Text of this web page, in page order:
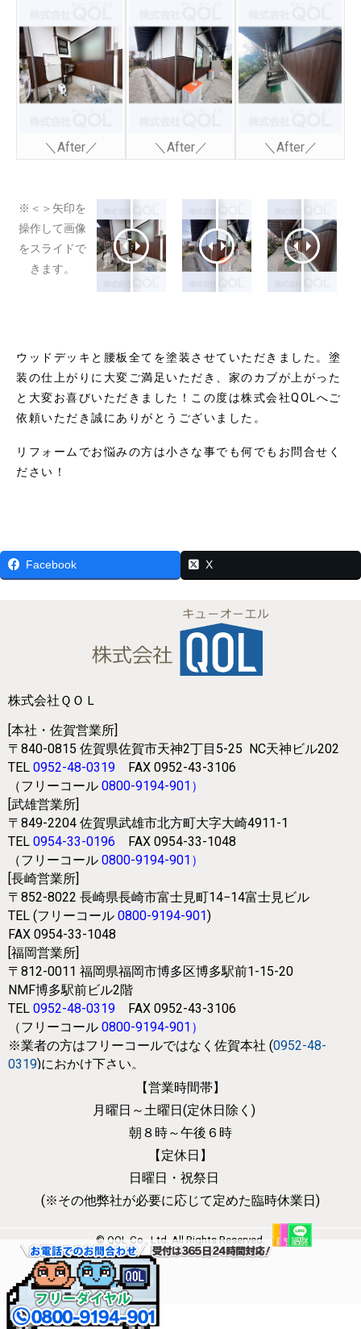
＼After／ ＼After／ ＼After／
※＜＞矢印を
操作して画像
をスライドで
きます。
ウッドデッキと腰板全てを塗装させていただきました。塗
装の仕上がりに大変ご満足いただき、家のカブが上がった
と大変お喜びいただきました！ この度は株式会社QOLへご
依頼いただき誠にありがとうございました。
リフォームでお悩みの方は小さな事でも何でもお問合せく
ださい！
Facebook X
株式会社ＱＯＬ
[本社・佐賀営業所]
〒840-0815 佐賀県佐賀市天神2丁目5-25 NC天神ビル202
TEL 0952-48-0319
FAX 0952-43-3106
（フリーコール 0800-9194-901 ）
[武雄営業所]
〒849-2204 佐賀県武雄市北方町大字大崎4911-1
TEL 0954-33-0196
FAX 0954-33-1048
（フリーコール 0800-9194-901 ）
[長崎営業所]
〒852-8022 長崎県長崎市富士見町14−14富士見ビル
TEL (フリーコール 0800-9194-901)
FAX 0954-33-1048
[福岡営業所]
〒812-0011 福岡県福岡市博多区博多駅前1-15-20
NMF博多駅前ビル2階
TEL 0952-48-0319
FAX 0952-43-3106
（フリーコール 0800-9194-901 ）
※業者の方はフリーコールではなく 佐賀本社 (0952-48-
0319)におかけ下さい。
【営業時間帯】
月曜日～土曜日(定休日除く)
朝８時～午後６時
【定休日】
日曜日・祝祭日
(※その他弊社が必要に応じて定めた臨時休業日)
© QOL Co., Ltd. All Rights Reserved.